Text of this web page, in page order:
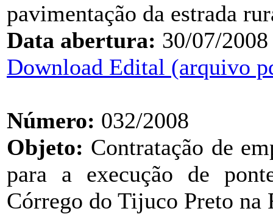
pavimentação da estrada
Data abertura: 30/07/2008
Download Edital (arquivo
Número: 032/2008
Objeto: Contratação de
para a execução de
Córrego do Tijuco Preto